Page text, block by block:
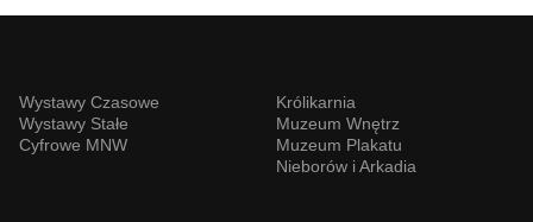
Wystawy Czasowe
Wystawy Stałe
Cyfrowe MNW
Królikarnia
Muzeum Wnętrz
Muzeum Plakatu
Nieborów i Arkadia